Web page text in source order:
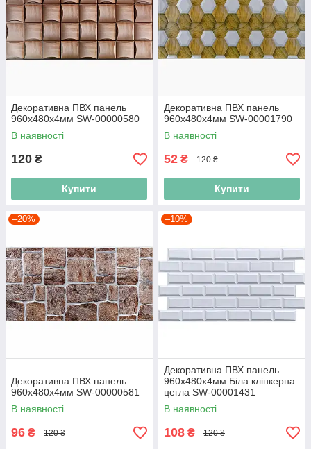
Декоративна ПВХ панель
960х480х4мм SW-00000580
В наявності
120 ₴
Купити
Декоративна ПВХ панель
960х480х4мм SW-00001790
В наявності
52 ₴ 120 ₴
Купити
–20%
Декоративна ПВХ панель
960х480х4мм SW-00000581
В наявності
96 ₴ 120 ₴
–10%
Декоративна ПВХ панель
960х480х4мм Біла клінкерна
цегла SW-00001431
В наявності
108 ₴ 120 ₴